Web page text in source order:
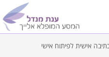
אישית לפיתוח אישי